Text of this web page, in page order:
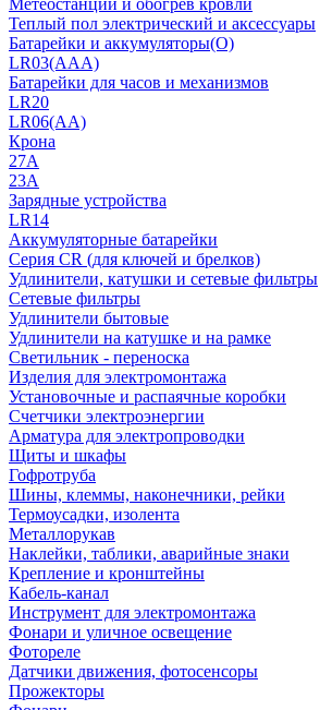
Метеостанции и обогрев кровли
Теплый пол электрический и аксессуары
Батарейки и аккумуляторы(О)
LR03(AAA)
Батарейки для часов и механизмов
LR20
LR06(AA)
Крона
27A
23A
Зарядные устройства
LR14
Аккумуляторные батарейки
Серия CR (для ключей и брелков)
Удлинители, катушки и сетевые фильтры
Сетевые фильтры
Удлинители бытовые
Удлинители на катушке и на рамке
Светильник - переноска
Изделия для электромонтажа
Установочные и распаячные коробки
Счетчики электроэнергии
Арматура для электропроводки
Щиты и шкафы
Гофротруба
Шины, клеммы, наконечники, рейки
Термоусадки, изолента
Металлорукав
Наклейки, таблики, аварийные знаки
Крепление и кронштейны
Кабель-канал
Инструмент для электромонтажа
Фонари и уличное освещение
Фотореле
Датчики движения, фотосенсоры
Прожекторы